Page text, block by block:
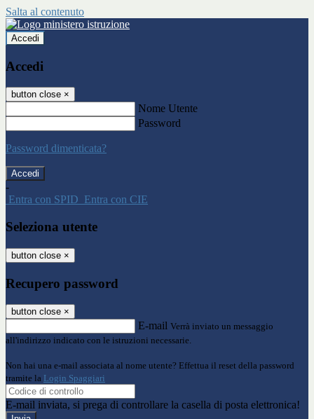
Salta al contenuto
Accedi
Accedi
button close ×
Nome Utente
Password
Password dimenticata?
-
Entra con SPID Entra con CIE
Seleziona utente
button close ×
Recupero password
button close ×
E-mail Verrà inviato un messaggio
all'indirizzo indicato con le istruzioni necessarie.
Non hai una e-mail associata al nome utente? Effettua il reset della password
tramite la Login Spaggiari
E-mail inviata, si prega di controllare la casella di posta elettronica!